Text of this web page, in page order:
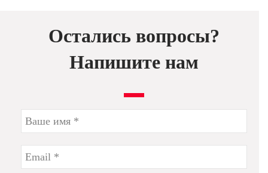
Остались вопросы?
Напишите нам